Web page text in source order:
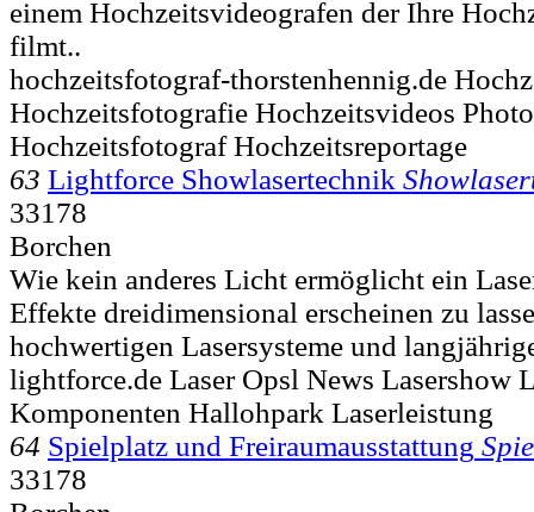
einem Hochzeitsvideografen der Ihre
filmt..
hochzeitsfotograf-thorstenhennig.de
Hochzeitsfotografie Hochzeitsvideos
Hochzeitsfotograf Hochzeitsreportage
63 Lightforce Showlasertechnik
33178
Borchen
Wie kein anderes Licht ermöglicht ein
Effekte dreidimensional erscheinen zu
hochwertigen Lasersysteme und
lightforce.de Laser Opsl News Lasershow
Komponenten Hallohpark Laserleistung
64 Spielplatz und Freiraumausstattung
33178